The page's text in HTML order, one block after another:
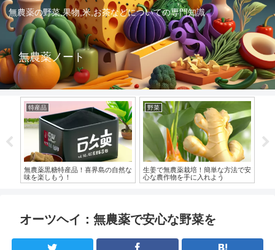
無農薬の野菜,果物,米,お茶などについての専門知識
無農薬ノート
特産品
無農薬黒糖特産品！喜界島の自然な
味を楽しもう！
野菜
生姜で無農薬栽培！簡単な方法で安
心な農作物を手に入れよう
オーツヘイ：無農薬で安心な野菜を